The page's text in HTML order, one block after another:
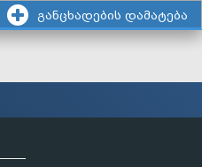
განცხადების დამატება